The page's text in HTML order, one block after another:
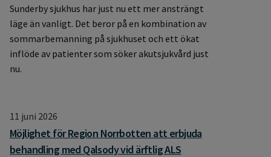
Sunderby sjukhus har just nu ett mer ansträngt
läge än vanligt. Det beror på en kombination av
sommarbemanning på sjukhuset och ett ökat
inflöde av patienter som söker akutsjukvård just
nu.
11 juni 2026
Möjlighet för Region Norrbotten att erbjuda
behandling med Qalsody vid ärftlig ALS